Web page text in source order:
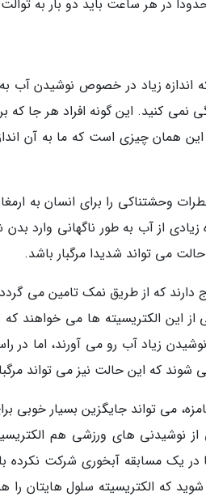
در هر ساعت باید دو بار به
اندازه زیاد در خصوص نوشیدن آب
کنید. این گونه افراد هر جا که
همان چیزی است که ما به آن
وحشتناکی را برای انسان به
از آب به طور ناگهانی وارد بدن
می تواند شدیدا مرگبار باشد.
دارند که از طریق نمک تامین می
این الکتریسیته ها می خواهند
زیاد آب رو می آورند، اما در
شوند که این حالت نیز می تواند
می تواند جایگزین بسیار خوبی
های ورزشی هم
در یک مسابقه آبخوری شرکت نکرده
که الکتریسیته سلول هایتان را